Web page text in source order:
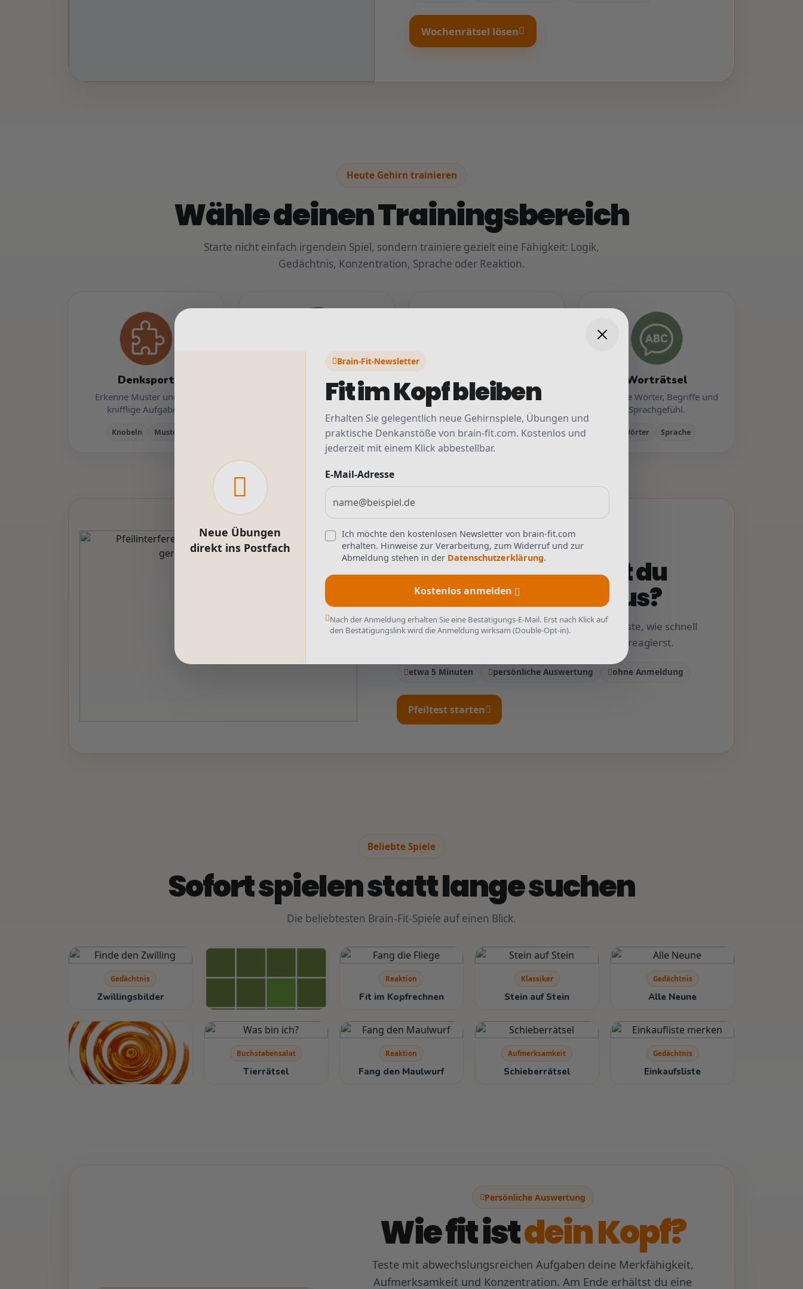
Wochenrätsel lösen
Heute Gehirn trainieren
Wähle deinen Trainingsbereich
Starte nicht einfach irgendein Spiel, sondern trainiere gezielt eine Fähigkeit: Logik,
Gedächtnis, Konzentration, Sprache oder Reaktion.
Denksport
Erkenne Muster und löse
knifflige Aufgaben.
Knobeln Muster
Gedächtnis
Stärke Merkfähigkeit und
Gedächtnis
Konzentration
Bleib fokussiert und
Fokus Aufmerksamkeit
Worträtsel
Trainiere Wörter, Begriffe und
Sprachgefühl.
Wörter Sprache
Neu · Kognitiver Kurztest
Wie gut blendest du
Ablenkungen aus?
Konzentriere dich auf den mittleren Pfeil und teste, wie schnell
und genau du trotz störender Begleitreize reagierst.
etwa 5 Minuten persönliche Auswertung ohne Anmeldung
Pfeiltest starten
Beliebte Spiele
Sofort spielen statt lange suchen
Die beliebtesten Brain-Fit-Spiele auf einen Blick.
Gedächtnis
Zwillingsbilder
Konzentration
Welche Kachel passt?
Reaktion
Fit im Kopfrechnen
Klassiker
Stein auf Stein
Gedächtnis
Alle Neune
Buchstabensalat
Tierrätsel
Reaktion
Fang den Maulwurf
Aufmerksamkeit
Schieberrätsel
Gedächtnis
Einkaufsliste
Persönliche Auswertung
Wie fit istdein Kopf?
Teste mit abwechslungsreichen Aufgaben deine Merkfähigkeit,
Aufmerksamkeit und Konzentration. Am Ende erhältst du eine
Neue Übungen
direkt ins Postfach
Brain-Fit-Newsletter
Fit im Kopf bleiben
Erhalten Sie gelegentlich neue Gehirnspiele, Übungen und
praktische Denkanstöße von brain-fit.com. Kostenlos und
jederzeit mit einem Klick abbestellbar.
E-Mail-Adresse
Ich möchte den kostenlosen Newsletter von brain-fit.com
erhalten. Hinweise zur Verarbeitung, zum Widerruf und zur
Abmeldung stehen in der Datenschutzerklärung.
Kostenlos anmelden
Nach der Anmeldung erhalten Sie eine Bestätigungs-E-Mail. Erst nach Klick auf
den Bestätigungslink wird die Anmeldung wirksam (Double-Opt-in).